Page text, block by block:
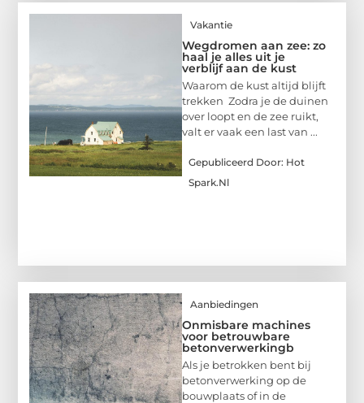
Vakantie
Wegdromen aan zee: zo
haal je alles uit je
verblijf aan de kust
Waarom de kust altijd blijft
trekken Zodra je de duinen
over loopt en de zee ruikt,
valt er vaak een last van ...
Gepubliceerd Door: Hot
Spark.nl
Aanbiedingen
Onmisbare machines
voor betrouwbare
betonverwerkingb
Als je betrokken bent bij
betonverwerking op de
bouwplaats of in de